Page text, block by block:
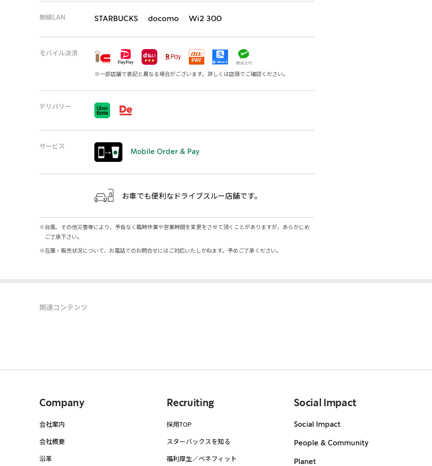
無線LAN STARBUCKS docomo Wi2 300
モバイル決済
※一部店舗で表記と異なる場合がございます。詳しくは店頭でご確認ください。
デリバリー
サービス
Mobile Order & Pay
お車でも便利なドライブスルー店舗です。
※台風、その他災害等により、予告なく臨時休業や営業時間を変更をさせて頂くことがありますが、あらかじめ
ご了承下さい。
※在庫・販売状況について、お電話でのお問合せにはご対応いたしかねます。予めご了承ください。
関連コンテンツ
Company
会社案内
会社概要
沿革
Recruiting
採用TOP
スターバックスを知る
福利厚生／ベネフィット
Social Impact
Social Impact
People & Community
Planet